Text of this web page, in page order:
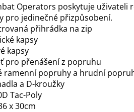
Operators poskytuje
pro jedinečné přizpůsobení.
přihrádka na zip
kapsy
kapsy
pro přenášení z popruhu
ramenní popruhy a hrudní
a D-kroužky
Tac-Poly
x 30cm